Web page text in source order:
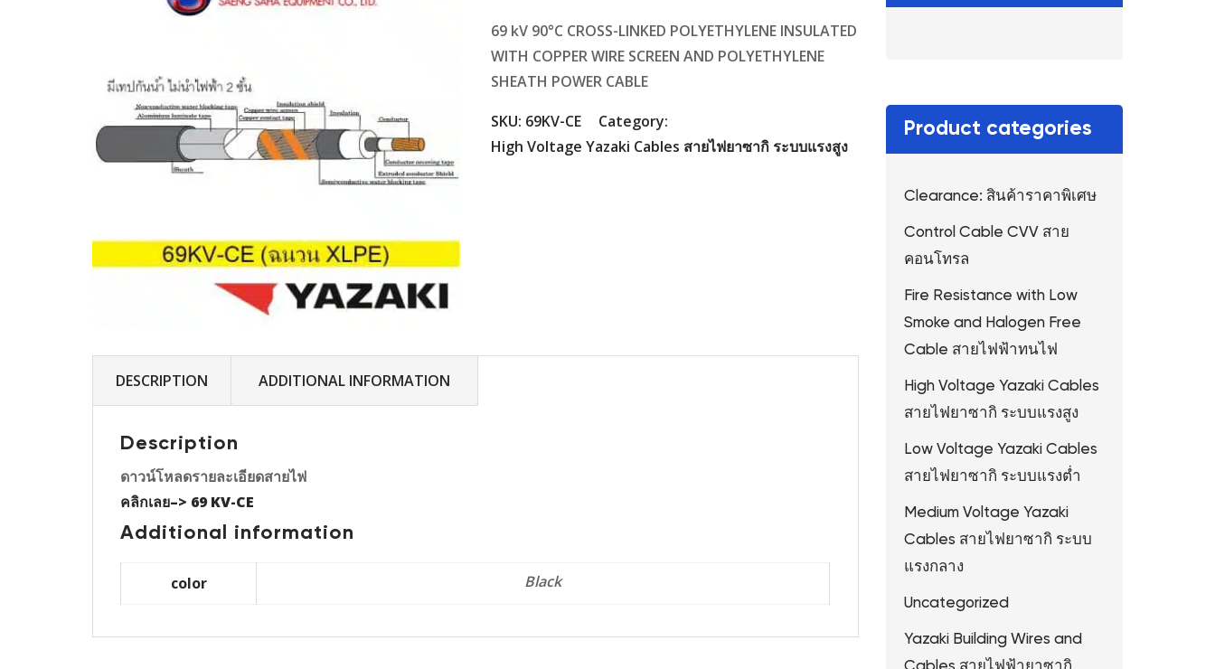
69 kV 90°C CROSS-LINKED POLYETHYLENE INSULATED
WITH COPPER WIRE SCREEN AND POLYETHYLENE
SHEATH POWER CABLE
SKU: 69KV-CE
Category:
High Voltage Yazaki Cables สายไฟยาซากิ ระบบแรงสูง
DESCRIPTION ADDITIONAL INFORMATION
Description
ดาวน์โหลดรายละเอียดสายไฟ
คลิกเลย–> 69 KV-CE
Additional information
color Black
Product categories
Clearance: สินค้าราคาพิเศษ
Control Cable CVV สาย
คอนโทรล
Fire Resistance with Low
Smoke and Halogen Free
Cable สายไฟฟ้าทนไฟ
High Voltage Yazaki Cables
สายไฟยาซากิ ระบบแรงสูง
Low Voltage Yazaki Cables
สายไฟยาซากิ ระบบแรงต่ำ
Medium Voltage Yazaki
Cables สายไฟยาซากิ ระบบ
แรงกลาง
Uncategorized
Yazaki Building Wires and